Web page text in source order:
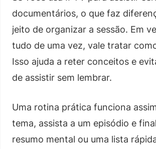
documentários, o que faz
jeito de organizar a sessão. Em
tudo de uma vez, vale tratar
Isso ajuda a reter conceitos e
de assistir sem lembrar.
Uma rotina prática funciona
tema, assista a um episódio e
resumo mental ou uma lista